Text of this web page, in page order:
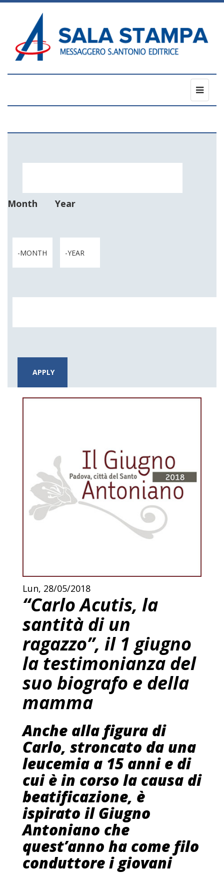
Month Year
Lun, 28/05/2018
“Carlo Acutis, la
santità di un
ragazzo”, il 1 giugno
la testimonianza del
suo biografo e della
mamma
Anche alla figura di
Carlo, stroncato da una
leucemia a 15 anni e di
cui è in corso la causa di
beatificazione, è
ispirato il Giugno
Antoniano che
quest’anno ha come filo
conduttore i giovani